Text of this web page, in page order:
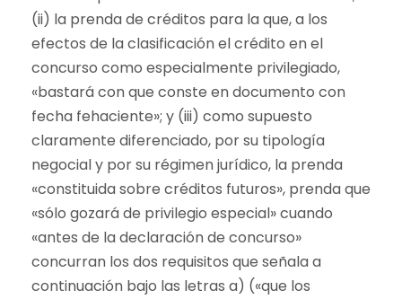
(ii) la prenda de créditos para la que, a los
efectos de la clasificación el crédito en el
concurso como especialmente privilegiado,
«bastará con que conste en documento con
fecha fehaciente»; y (iii) como supuesto
claramente diferenciado, por su tipología
negocial y por su régimen jurídico, la prenda
«constituida sobre créditos futuros», prenda que
«sólo gozará de privilegio especial» cuando
«antes de la declaración de concurso»
concurran los dos requisitos que señala a
continuación bajo las letras a) («que los